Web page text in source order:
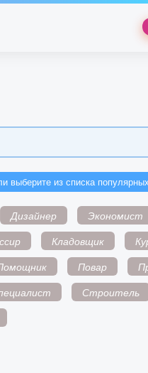
выберите из списка
Дизайнер Экономист
Кладовщик
Повар
Строитель